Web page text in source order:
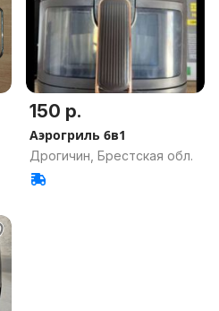
150 р.
Аэрогриль 6в1
Дрогичин, Брестская обл.